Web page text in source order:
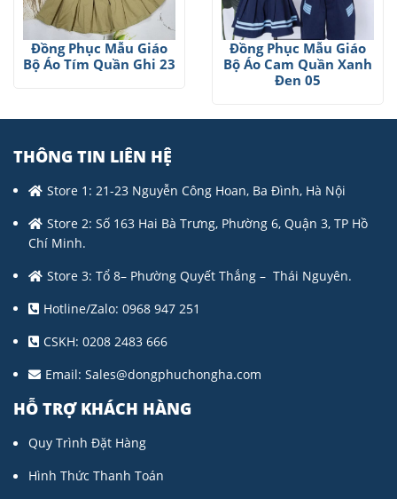
Đồng Phục Mẫu Giáo
Bộ Áo Tím Quần Ghi 23
Đồng Phục Mẫu Giáo
Bộ Áo Cam Quần Xanh
Đen 05
THÔNG TIN LIÊN HỆ
Store 1: 21-23 Nguyễn Công Hoan, Ba Đình, Hà Nội
Store 2: Số 163 Hai Bà Trưng, Phường 6, Quận 3, TP Hồ
Chí Minh.
Store 3: Tổ 8– Phường Quyết Thắng – Thái Nguyên.
Hotline/Zalo: 0968 947 251
CSKH: 0208 2483 666
Email: Sales@dongphuchongha.com
HỖ TRỢ KHÁCH HÀNG
Quy Trình Đặt Hàng
Hình Thức Thanh Toán